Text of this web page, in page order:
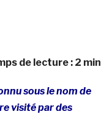
de lecture : 2 min
sous le nom de
visité par des